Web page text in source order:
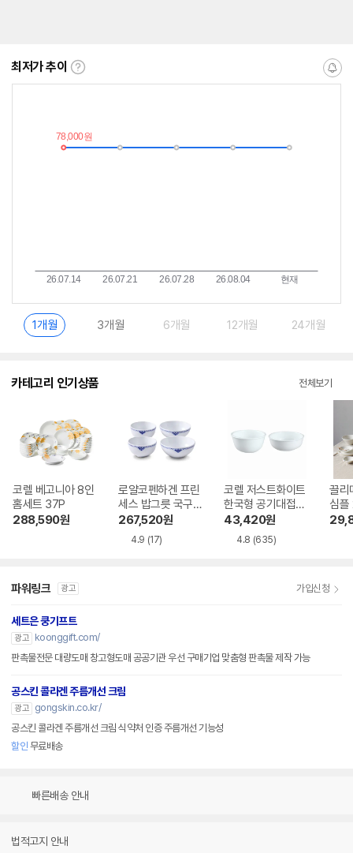
최저가 추이
최
이
란?
알
1개월 3개월 6개월 12개월 24개월
카테고리 인기상품 전체보기
코렐 베고니아 8인
홈세트 37P
288,590원
로얄코펜하겐 프린
세스 밥그릇 국구릇
2인조 스타터 세트
267,520원
4.9 (17)
코렐 저스트화이트
한국형 공기대접세
트
43,420원
4.8 (635)
끌리
심플
16P
파워링크 광고 가입신청
세트은 쿵기프트
광고
koonggift.com/
판촉물전문 대량도매 창고형도매 공공기관 우선 구매기업 맞춤형 판촉물 제작 가능
공스킨 콜라겐 주름개선 크림
광고
gongskin.co.kr/
공스킨 콜라겐 주름개선 크림 식약처 인증 주름개선 기능성
할인 무료배송
빠른배송 안내
법적고지 안내